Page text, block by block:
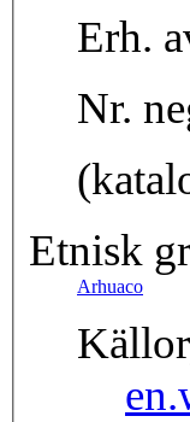
Erh.
Nr.
Etnisk
Arhuaco